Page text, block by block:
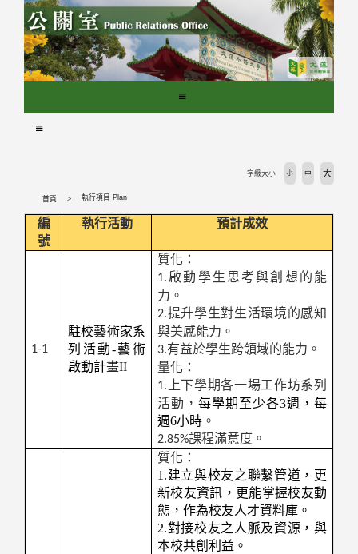
首頁 執行項目 Plan
字級大小 小 中 大
編
號
執行活動 預計成效
1-1
駐校藝術家系
列活動-藝術
啟動計畫II
質化：
1. 啟動學生思考與創想的能
力。
2.提升學生對生活環境的感知
與美感能力。
3.有益於學生跨領域的能力。
量化：
1.
上下學期各一場工作坊系列
活動，每學期至少各3週，每
週6小時 。
2.85%課程滿意度。
質化：
1.建立與校友之聯繫管道，更
新校友資訊，更能掌握校友動
態，作為校友人才資料庫。
2.對接校友之人脈及資源，與
本校共創利益。